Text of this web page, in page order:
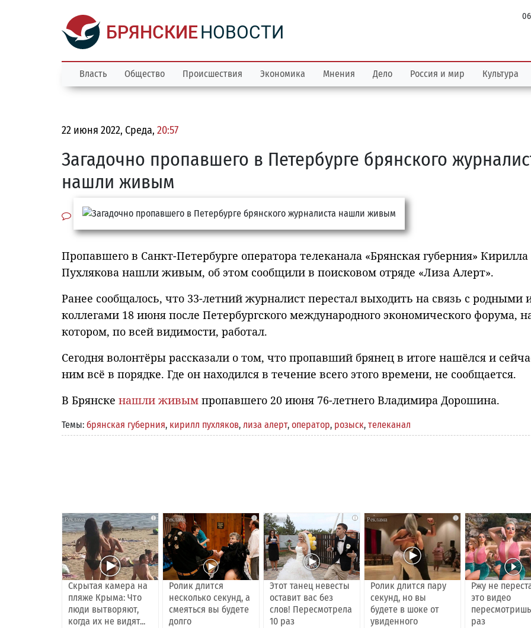
БРЯНСКИЕНОВОСТИ
Власть Общество Происшествия Экономика Мнения Дело Россия и мир Культура
22 июня 2022, Среда, 20:57
Загадочно пропавшего в Петербурге брянского
нашли живым
Пропавшего в Санкт-Петербурге оператора телеканала «Брянская губерния» Кирилла
Пухлякова нашли живым, об этом сообщили в поисковом отряде «Лиза Алерт».
Ранее сообщалось, что 33-летний журналист перестал выходить на связь с родными
коллегами 18 июня после Петербургского международного экономического форума,
котором, по всей видимости, работал.
Сегодня волонтёры рассказали о том, что пропавший брянец в итоге нашёлся и
ним всё в порядке. Где он находился в течение всего этого времени, не сообщается.
В Брянске нашли живым пропавшего 20 июня 76-летнего Владимира Дорошина.
Темы: брянская губерния, кирилл пухляков, лиза алерт, оператор, розыск, телеканал
i
Скрытая камера на
пляже Крыма: Что
люди вытворяют,
когда их не видят...
i
Ролик длится
несколько секунд, а
смеяться вы будете
долго
i
Этот танец невесты
оставит вас без
слов! Пересмотрела
10 раз
i
Ролик длится пару
секунд, но вы
будете в шоке от
увиденного
Ржу не
это видео
раз